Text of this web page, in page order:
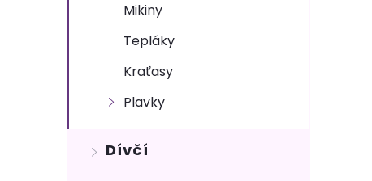
Mikiny
Tepláky
Kraťasy
Plavky
Dívčí